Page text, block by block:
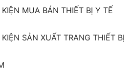
MUA BÁN THIẾT BỊ Y TẾ
SẢN XUẤT TRANG THIẾT BỊ